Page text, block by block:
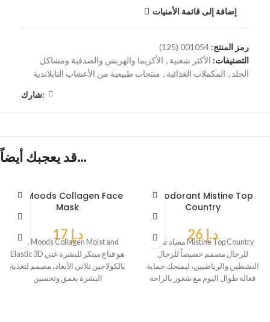
إضافة إلى قائمة الأمنيات
رمز المنتج: 001054 (125)
التصنيفات: الأكثر شعبية , الأكزيما والهربس والصدفية ومشاكل
الجلد , المكملات الغذائية , منتجات طبيعية من الأعشاب التايلاندية
شارك:
قد يعجبك أيضاً…
3D Moods Collagen Face
Mask
د.إ
قناع Moods Collagen Moist and
Elastic 3D هو قناع مبتكر للبشرة غني
بالكولاجين ثلاثي الأبعاد، مصمم لتغذية
البشرة بعمق وتحسين
Deodorant Mistine Top
Country
د.إ 26
مضاد تعرق Mistine Top Country
للرجال مصمم خصيصاً للرجال
النشطين والرياضيين، ليمنحك حماية
فعالة طوال اليوم مع شعور بالراحة